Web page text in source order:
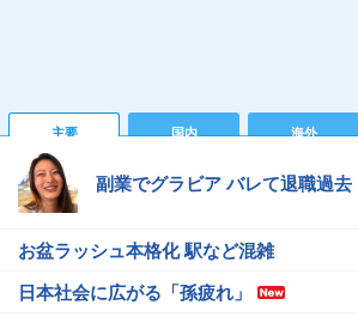
主要 国内 海外
副業でグラビア バレて退職過去
お盆ラッシュ本格化 駅など混雑
日本社会に広がる「孫疲れ」